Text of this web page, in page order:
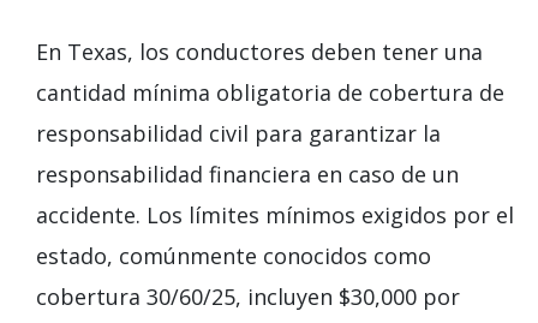
En Texas, los conductores deben tener una
cantidad mínima obligatoria de cobertura de
responsabilidad civil para garantizar la
responsabilidad financiera en caso de un
accidente. Los límites mínimos exigidos por el
estado, comúnmente conocidos como
cobertura 30/60/25, incluyen $30,000 por